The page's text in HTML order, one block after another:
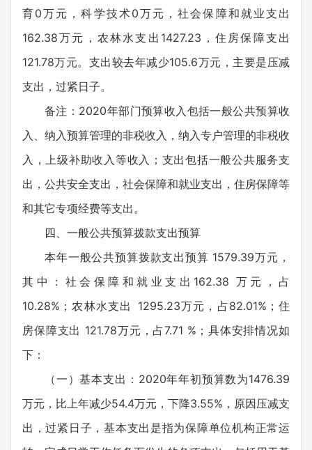
育0万元，科学技术0万元，社会保障和就业支出
162.38万元，农林水支出1427.23，住房保障支出
121.78万元。支出较去年减少105.6万元，主要是压减
支出，过紧日子。
备注：2020年部门预算收入包括一般公共预算收
入、纳入预算管理的非税收入，纳入专户管理的非税收
入，上级补助收入等收入；支出包括一般公共服务支
出，公共安全支出，社会保障和就业支出，住房保障等
和其它专项经费等支出。
四、一般公共预算拨款支出预算
本年一般公共预算拨款支出预算 1579.39万元，
其中：社会保障和就业支出162.38 万元，占
10.28%；农林水支出 1295.23万元，占82.01%；住
房保障支出 121.78万元，占7.71 %；具体安排情况如
下：
（一）基本支出：2020年年初预算数为1476.39
万元，比上年减少54.4万元，下降3.55%，原因压减支
出，过紧日子，基本支出是指为保障单位机构正常运